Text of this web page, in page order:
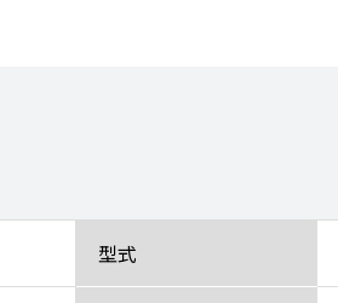
型式